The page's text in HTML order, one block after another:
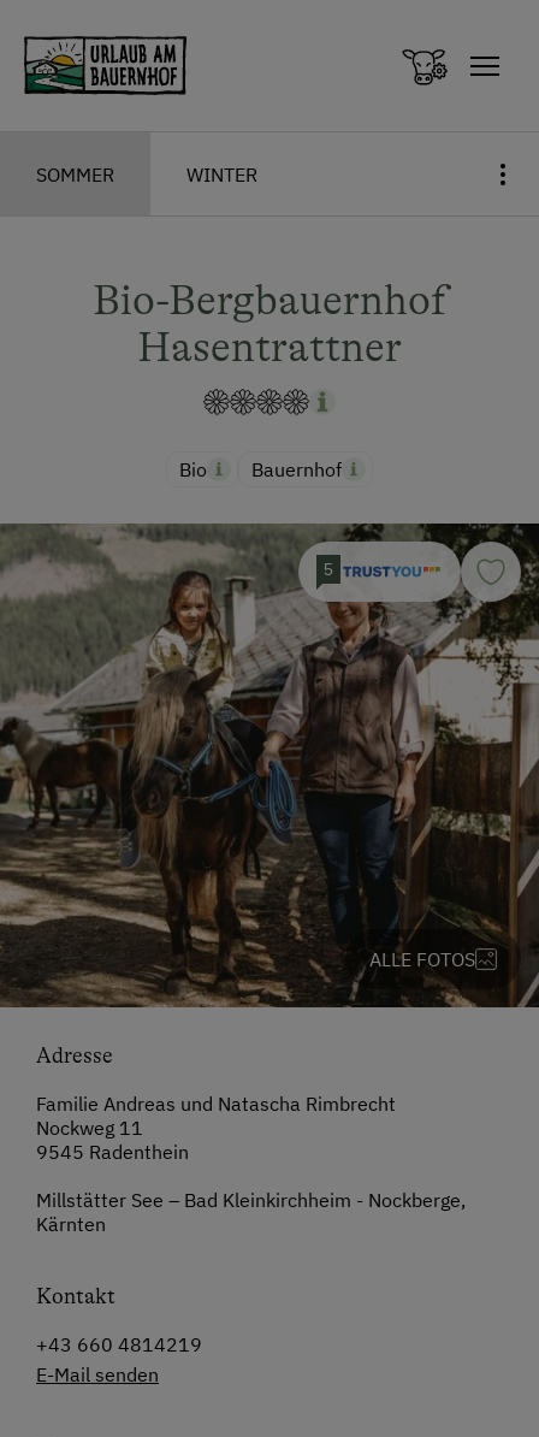
SOMMER WINTER
Bio-Bergbauernhof
Hasentrattner
Bio Bauernhof
5
ALLE FOTOS
Adresse
Familie Andreas und Natascha Rimbrecht
Nockweg 11
9545 Radenthein
Millstätter See – Bad Kleinkirchheim - Nockberge,
Kärnten
Kontakt
+43 660 4814219
E-Mail senden